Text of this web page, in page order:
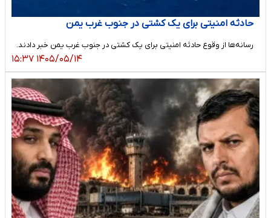
حادثه امنیتی برای یک کشتی در جنوب غرب یمن
رسانه‌ها از وقوع حادثه امنیتی برای یک کشتی در جنوب غرب یمن خبر دادند.
۱۴۰۵/۰۵/۱۴ ۱۵:۳۷